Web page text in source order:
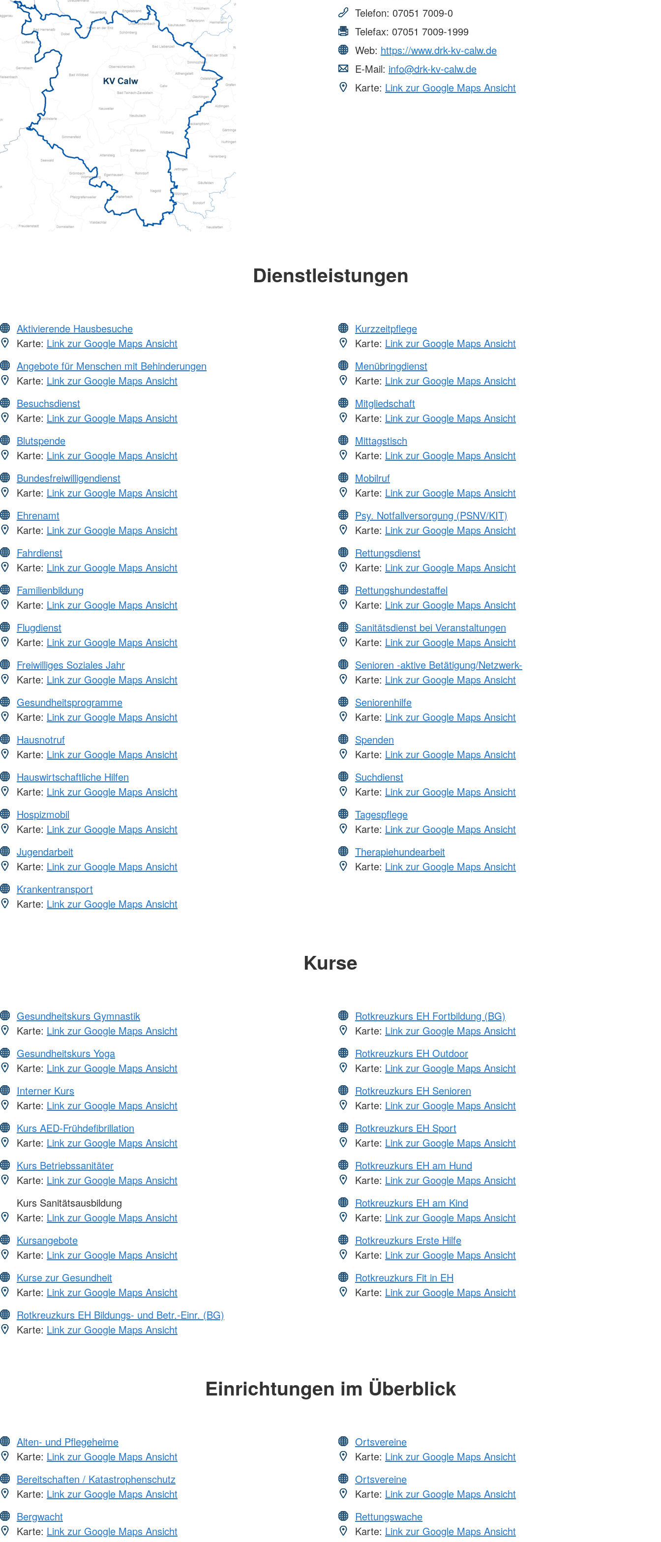
Pflegeberatung
Hilfs-Mittel-Verleih
Servicewohnen-Sonnenpark
Tages-Pflege
Telefon: 07051 7009-0
Telefax: 07051 7009-1999
Web: https://www.drk-kv-calw.de
E-Mail: info@drk-kv-calw.de
Karte: Link zur Google Maps Ansicht
Dienstleistungen
Aktivierende Hausbesuche
Karte: Link zur Google Maps Ansicht
Angebote für Menschen mit Behinderungen
Karte: Link zur Google Maps Ansicht
Besuchsdienst
Karte: Link zur Google Maps Ansicht
Blutspende
Karte: Link zur Google Maps Ansicht
Bundesfreiwilligendienst
Karte: Link zur Google Maps Ansicht
Ehrenamt
Karte: Link zur Google Maps Ansicht
Fahrdienst
Karte: Link zur Google Maps Ansicht
Familienbildung
Karte: Link zur Google Maps Ansicht
Flugdienst
Karte: Link zur Google Maps Ansicht
Freiwilliges Soziales Jahr
Karte: Link zur Google Maps Ansicht
Gesundheitsprogramme
Karte: Link zur Google Maps Ansicht
Hausnotruf
Karte: Link zur Google Maps Ansicht
Hauswirtschaftliche Hilfen
Karte: Link zur Google Maps Ansicht
Hospizmobil
Karte: Link zur Google Maps Ansicht
Jugendarbeit
Karte: Link zur Google Maps Ansicht
Krankentransport
Karte: Link zur Google Maps Ansicht
Kurzzeitpflege
Karte: Link zur Google Maps Ansicht
Menübringdienst
Karte: Link zur Google Maps Ansicht
Mitgliedschaft
Karte: Link zur Google Maps Ansicht
Mittagstisch
Karte: Link zur Google Maps Ansicht
Mobilruf
Karte: Link zur Google Maps Ansicht
Psy. Notfallversorgung (PSNV/KIT)
Karte: Link zur Google Maps Ansicht
Rettungsdienst
Karte: Link zur Google Maps Ansicht
Rettungshundestaffel
Karte: Link zur Google Maps Ansicht
Sanitätsdienst bei Veranstaltungen
Karte: Link zur Google Maps Ansicht
Senioren -aktive Betätigung/Netzwerk-
Karte: Link zur Google Maps Ansicht
Seniorenhilfe
Karte: Link zur Google Maps Ansicht
Spenden
Karte: Link zur Google Maps Ansicht
Suchdienst
Karte: Link zur Google Maps Ansicht
Tagespflege
Karte: Link zur Google Maps Ansicht
Therapiehundearbeit
Karte: Link zur Google Maps Ansicht
Kurse
Gesundheitskurs Gymnastik
Karte: Link zur Google Maps Ansicht
Gesundheitskurs Yoga
Karte: Link zur Google Maps Ansicht
Interner Kurs
Karte: Link zur Google Maps Ansicht
Kurs AED-Frühdefibrillation
Karte: Link zur Google Maps Ansicht
Kurs Betriebssanitäter
Karte: Link zur Google Maps Ansicht
Kurs Sanitätsausbildung
Karte: Link zur Google Maps Ansicht
Kursangebote
Karte: Link zur Google Maps Ansicht
Kurse zur Gesundheit
Karte: Link zur Google Maps Ansicht
Rotkreuzkurs EH Bildungs- und Betr.-Einr. (BG)
Karte: Link zur Google Maps Ansicht
Rotkreuzkurs EH Fortbildung (BG)
Karte: Link zur Google Maps Ansicht
Rotkreuzkurs EH Outdoor
Karte: Link zur Google Maps Ansicht
Rotkreuzkurs EH Senioren
Karte: Link zur Google Maps Ansicht
Rotkreuzkurs EH Sport
Karte: Link zur Google Maps Ansicht
Rotkreuzkurs EH am Hund
Karte: Link zur Google Maps Ansicht
Rotkreuzkurs EH am Kind
Karte: Link zur Google Maps Ansicht
Rotkreuzkurs Erste Hilfe
Karte: Link zur Google Maps Ansicht
Rotkreuzkurs Fit in EH
Karte: Link zur Google Maps Ansicht
Einrichtungen im Überblick
Alten- und Pflegeheime
Karte: Link zur Google Maps Ansicht
Bereitschaften / Katastrophenschutz
Karte: Link zur Google Maps Ansicht
Bergwacht
Karte: Link zur Google Maps Ansicht
Ortsvereine
Karte: Link zur Google Maps Ansicht
Ortsvereine
Karte: Link zur Google Maps Ansicht
Rettungswache
Karte: Link zur Google Maps Ansicht